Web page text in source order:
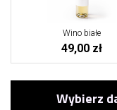
Wino białe
49,00 zł